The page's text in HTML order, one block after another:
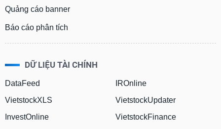
Quảng cáo banner
Báo cáo phân tích
DỮ LIỆU TÀI CHÍNH
DataFeed
VietstockXLS
InvestOnline
IROnline
VietstockUpdater
VietstockFinance